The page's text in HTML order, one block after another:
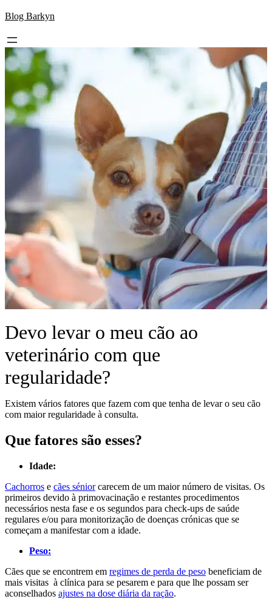
Skip
content
Blog Barkyn
Devo levar o meu cão ao
veterinário com que
regularidade?
Existem vários fatores que fazem com que tenha de levar o seu cão
com maior regularidade à consulta.
Que fatores são esses?
Idade:
Cachorros e cães séniorcarecem de um maior número de visitas. Os
primeiros devido à primovacinação e restantes procedimentos
necessários nesta fase e os segundos para check-ups de saúde
regulares e/ou para monitorização de doenças crónicas que se
começam a manifestar com a idade.
Peso:
Cães que se encontrem em regimes de perda de peso beneficiam de
mais visitas à clínica para se pesarem e para que lhe possam ser
aconselhados ajustes na dose diária da ração.